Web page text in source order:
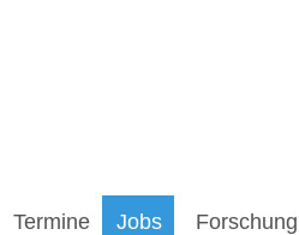
Termine Jobs Forschung